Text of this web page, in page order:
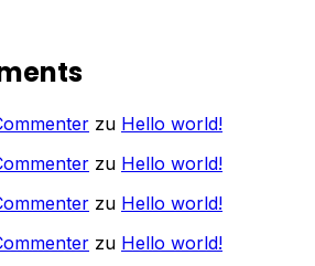
zu Hello world!
zu Hello world!
zu Hello world!
zu Hello world!